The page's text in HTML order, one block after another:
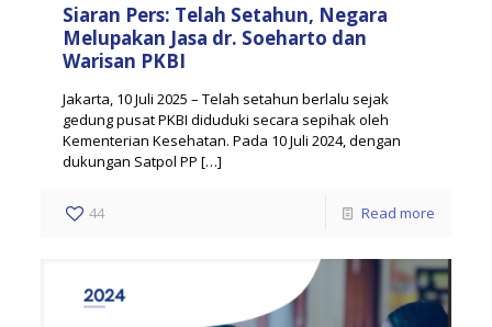
Siaran Pers: Telah Setahun, Negara
Melupakan Jasa dr. Soeharto dan
Warisan PKBI
Jakarta, 10 Juli 2025 – Telah setahun berlalu sejak
gedung pusat PKBI diduduki secara sepihak oleh
Kementerian Kesehatan. Pada 10 Juli 2024, dengan
dukungan Satpol PP […]
44 Read more